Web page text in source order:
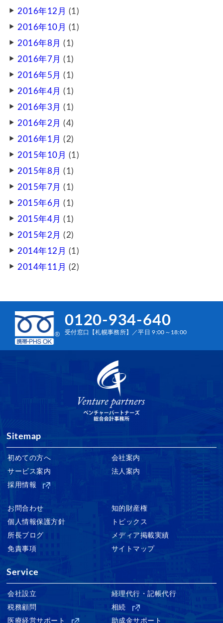
2016年12月 (1)
2016年10月 (1)
2016年8月 (1)
2016年7月 (1)
2016年5月 (1)
2016年4月 (1)
2016年3月 (1)
2016年2月 (4)
2016年1月 (2)
2015年10月 (1)
2015年8月 (1)
2015年7月 (1)
2015年6月 (1)
2015年4月 (1)
2015年2月 (2)
2014年12月 (1)
2014年11月 (2)
0120-934-640
受付窓口【札幌事務所】／平日 9:00～18:00
Sitemap
初めての方へ
会社案内
サービス案内
法人案内
採用情報
お問合わせ
知的財産権
個人情報保護方針
トピックス
所長ブログ
メディア掲載実績
免責事項
サイトマップ
Service
会社設立
経理代行・記帳代行
税務顧問
相続
医療経営サポート
助成金サポート